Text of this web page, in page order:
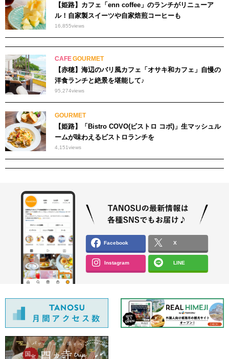
【姫路】カフェ「enn coffee」のランチがリニューア
ル！自家製スイーツや自家焙煎コーヒーも
16,855views
CAFEGOURMET
【赤穂】海辺のバリ風カフェ「オサキ和カフェ」自慢の
洋食ランチと絶景を堪能して♪
95,274views
GOURMET
【姫路】「Bistro COVO(ビストロ コボ)」生マッシュル
ームが味わえるビストロランチを
4,151views
Facebook X
Instagram LINE